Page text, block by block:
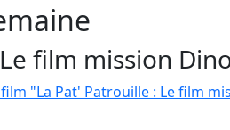
film mission
"La Pat' Patrouille : Le film